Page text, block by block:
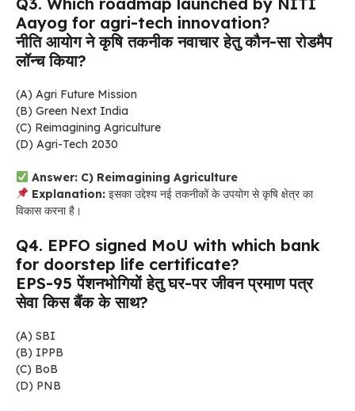
Aayog for agri-tech innovation?
नीति आयोग ने कृषि तकनीक नवाचार हेतु कौन-सा रोडमैप
लॉन्च किया?
(A) Agri Future Mission
(B) Green Next India
(C) Reimagining Agriculture
(D) Agri-Tech 2030
Answer: C) Reimagining Agriculture
Explanation:इसका उद्देश्य नई तकनीकों के उपयोग से कृषि क्षेत्र का
विकास करना है।
Q4. EPFO signed MoU with which bank
for doorstep life certificate?
EPS-95 पेंशनभोगियों हेतु घर-पर जीवन प्रमाण पत्र
सेवा किस बैंक के साथ?
(A) SBI
(B) IPPB
(C) BoB
(D) PNB